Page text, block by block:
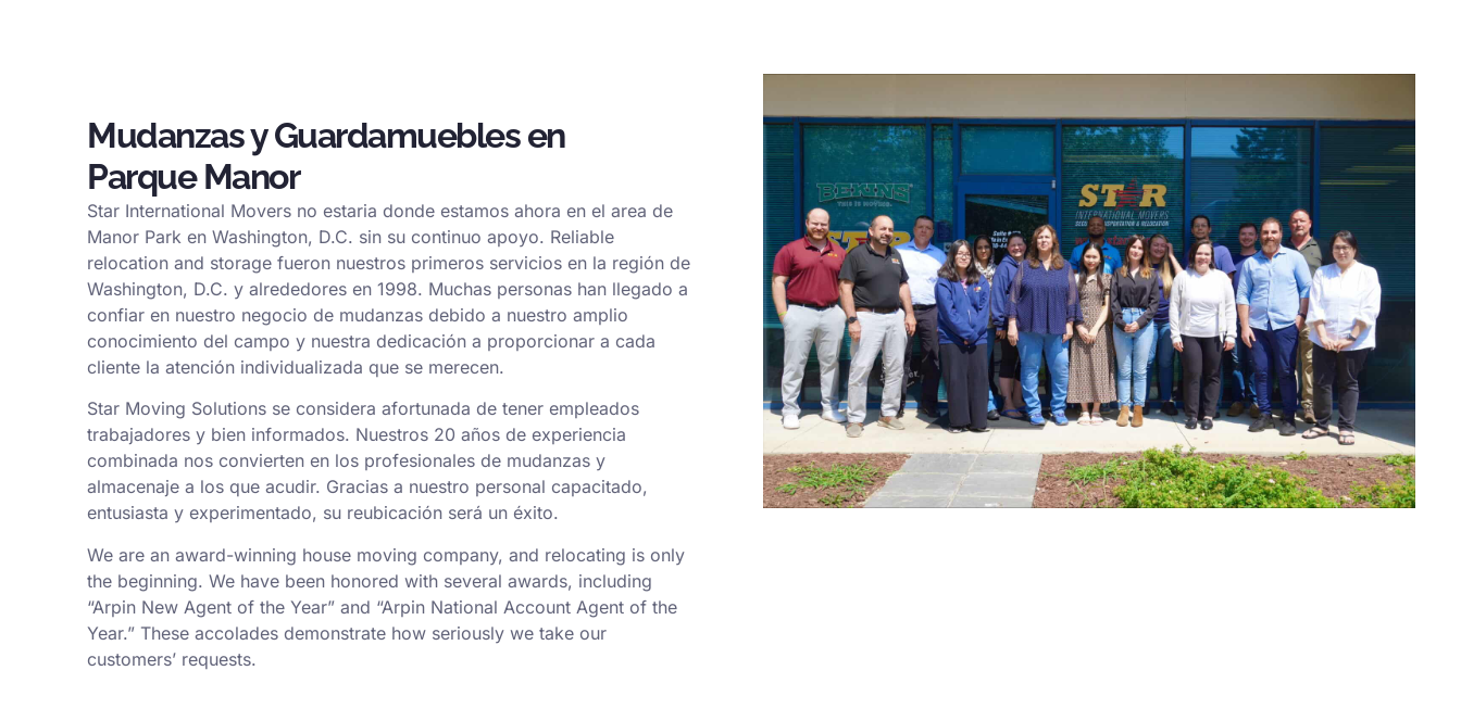
Mudanzas y Guardamuebles en
Parque Manor
Star International Movers no estaria donde estamos ahora en el area de
Manor Park en Washington, D.C. sin su continuo apoyo. Reliable
relocation and storage fueron nuestros primeros servicios en la región de
Washington, D.C. y alrededores en 1998. Muchas personas han llegado a
confiar en nuestro negocio de mudanzas debido a nuestro amplio
conocimiento del campo y nuestra dedicación a proporcionar a cada
cliente la atención individualizada que se merecen.
Star Moving Solutions se considera afortunada de tener empleados
trabajadores y bien informados. Nuestros 20 años de experiencia
combinada nos convierten en los profesionales de mudanzas y
almacenaje a los que acudir. Gracias a nuestro personal capacitado,
entusiasta y experimentado, su reubicación será un éxito.
We are an award-winning house moving company, and relocating is only
the beginning. We have been honored with several awards, including
“Arpin New Agent of the Year” and “Arpin National Account Agent of the
Year.” These accolades demonstrate how seriously we take our
customers’ requests.